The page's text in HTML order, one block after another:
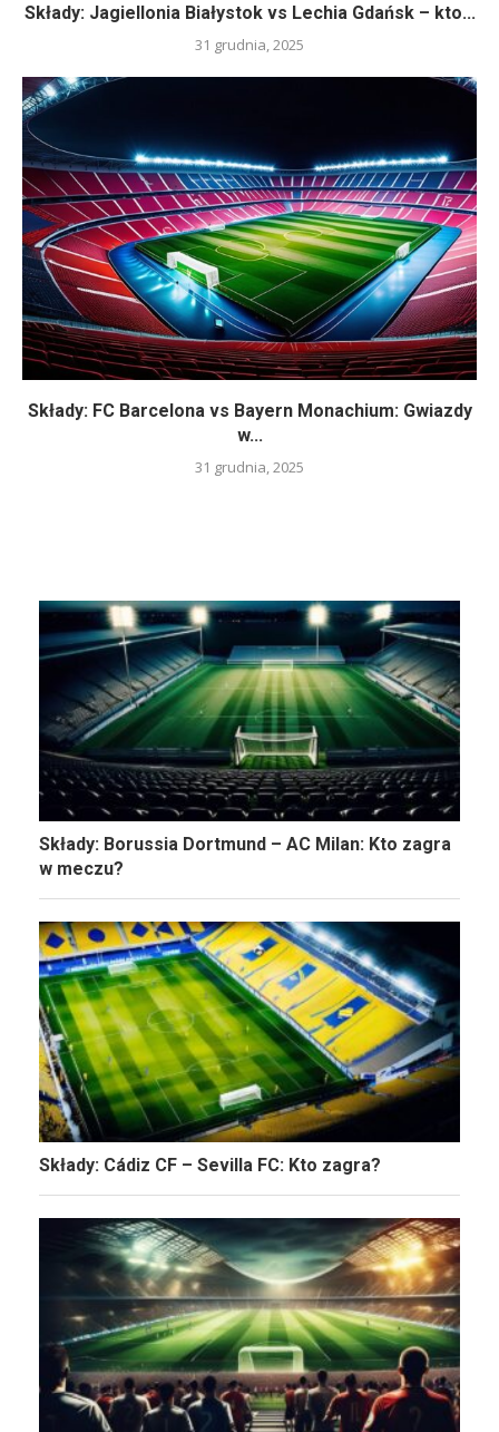
Składy: Jagiellonia Białystok vs Lechia Gdańsk – kto...
31 grudnia, 2025
Składy: FC Barcelona vs Bayern Monachium: Gwiazdy
w...
31 grudnia, 2025
Składy: Borussia Dortmund – AC Milan: Kto zagra
w meczu?
Składy: Cádiz CF – Sevilla FC: Kto zagra?